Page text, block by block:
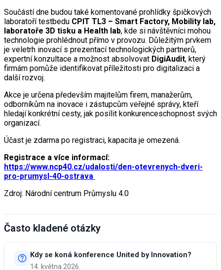
Součástí dne budou také komentované prohlídky špičkových
laboratoří testbedu CPIT TL3 – Smart Factory, Mobility lab,
laboratoře 3D tisku a Health lab, kde si návštěvníci mohou
technologie prohlédnout přímo v provozu. Důležitým prvkem
je veletrh inovací s prezentací technologických partnerů,
expertní konzultace a možnost absolvovat DigiAudit, který
firmám pomůže identifikovat příležitosti pro digitalizaci a
další rozvoj.
Akce je určena především majitelům firem, manažerům,
odborníkům na inovace i zástupcům veřejné správy, kteří
hledají konkrétní cesty, jak posílit konkurenceschopnost svých
organizací.
Účast je zdarma po registraci, kapacita je omezená.
Registrace a více informací:
https://www.ncp40.cz/udalosti/den-otevrenych-dveri-
pro-prumysl-40-ostrava
Zdroj: Národní centrum Průmyslu 4.0
Často kladené otázky
Kdy se koná konference United by Innovation?
14. května 2026.